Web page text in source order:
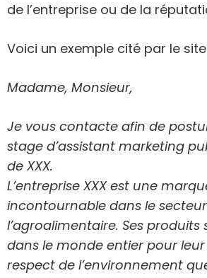
de l’entreprise ou de la
Voici un exemple cité par le
Madame, Monsieur,
Je vous contacte afin de
stage d’assistant marketing
de XXX.
L’entreprise XXX est une
incontournable dans le
l’agroalimentaire. Ses
dans le monde entier pour
respect de l’environnement